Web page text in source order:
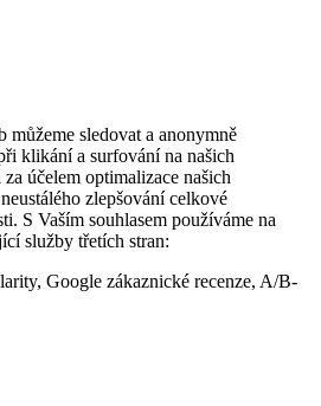
můžeme sledovat a anonymně
klikání a surfování na našich
účelem optimalizace našich
zlepšování celkové
S Vaším souhlasem používáme na
služby třetích stran:
Google zákaznické recenze, A/B-